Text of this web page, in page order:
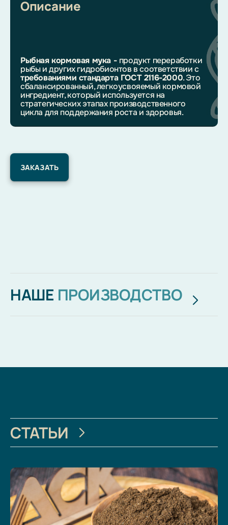
Описание
Рыбная кормовая мука - продукт переработки
рыбы и других гидробионтов в соответствии с
требованиями стандарта ГОСТ 2116-2000. Это
сбалансированный, легкоусвояемый кормовой
ингредиент, который используется на
стратегических этапах производственного
цикла для поддержания роста и здоровья.
ЗАКАЗАТЬ
НАШЕ ПРОИЗВОДСТВО
СТАТЬИ